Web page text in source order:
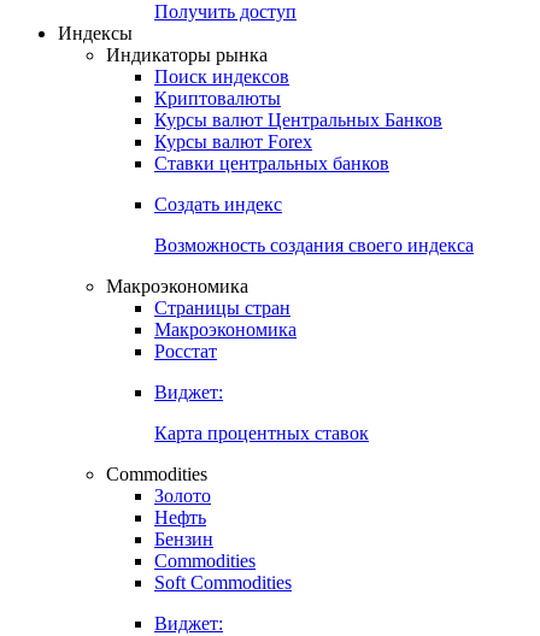
Получить доступ
Индексы
Индикаторы рынка
Поиск индексов
Криптовалюты
Курсы валют Центральных Банков
Курсы валют Forex
Ставки центральных банков
Создать индекс
Возможность создания своего индекса
Макроэкономика
Страницы стран
Макроэкономика
Росстат
Виджет:
Карта процентных ставок
Commodities
Золото
Нефть
Бензин
Commodities
Soft Commodities
Виджет: